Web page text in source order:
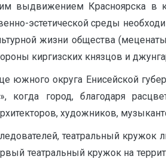
выдвижением Красноярска в
эстетической среды
жизни общества
киргизских князцов и
южного округа Енисейской
когда город, благодаря
художников,
театральный кружок
театральный кружок на